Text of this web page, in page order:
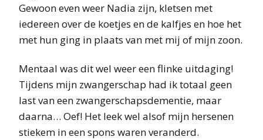
Gewoon even weer Nadia zijn, kletsen met
iedereen over de koetjes en de kalfjes en hoe het
met hun ging in plaats van met mij of mijn zoon.
Mentaal was dit wel weer een flinke uitdaging!
Tijdens mijn zwangerschap had ik totaal geen
last van een zwangerschapsdementie, maar
daarna… Oef! Het leek wel alsof mijn hersenen
stiekem in een spons waren veranderd.